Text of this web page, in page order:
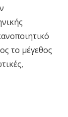
το μέγεθος